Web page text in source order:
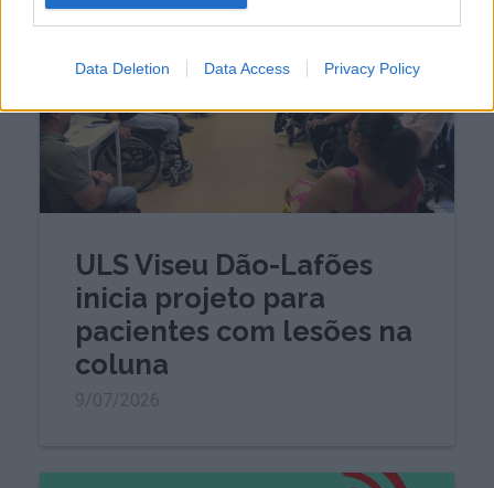
Data Deletion Data Access Privacy Policy
ULS Viseu Dão-Lafões
inicia projeto para
pacientes com lesões na
coluna